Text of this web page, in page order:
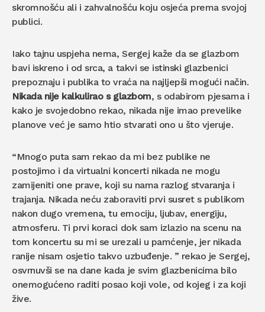
skromnošću ali i zahvalnošću koju osjeća prema svojoj
publici.
Iako tajnu uspjeha nema, Sergej kaže da se glazbom
bavi iskreno i od srca, a takvi se istinski glazbenici
prepoznaju i publika to vraća na najljepši mogući način.
Nikada nije kalkulirao s glazbom, s odabirom pjesama i
kako je svojedobno rekao, nikada nije imao prevelike
planove već je samo htio stvarati ono u što vjeruje.
“Mnogo puta sam rekao da mi bez publike ne
postojimo i da virtualni koncerti nikada ne mogu
zamijeniti one prave, koji su nama razlog stvaranja i
trajanja. Nikada neću zaboraviti prvi susret s publikom
nakon dugo vremena, tu emociju, ljubav, energiju,
atmosferu. Ti prvi koraci dok sam izlazio na scenu na
tom koncertu su mi se urezali u pamćenje, jer nikada
ranije nisam osjetio takvo uzbuđenje. ” rekao je Sergej,
osvrnuvši se na dane kada je svim glazbenicima bilo
onemogućeno raditi posao koji vole, od kojeg i za koji
žive.